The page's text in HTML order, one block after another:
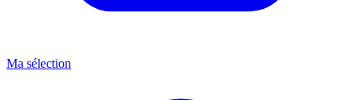
Ma sélection